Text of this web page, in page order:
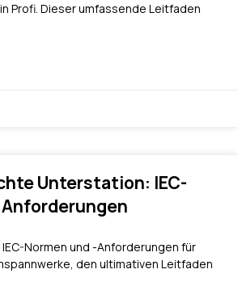
Profi. Dieser umfassende Leitfaden
Unterstation: IEC-
Normen und -Anforderungen für
den ultimativen Leitfaden